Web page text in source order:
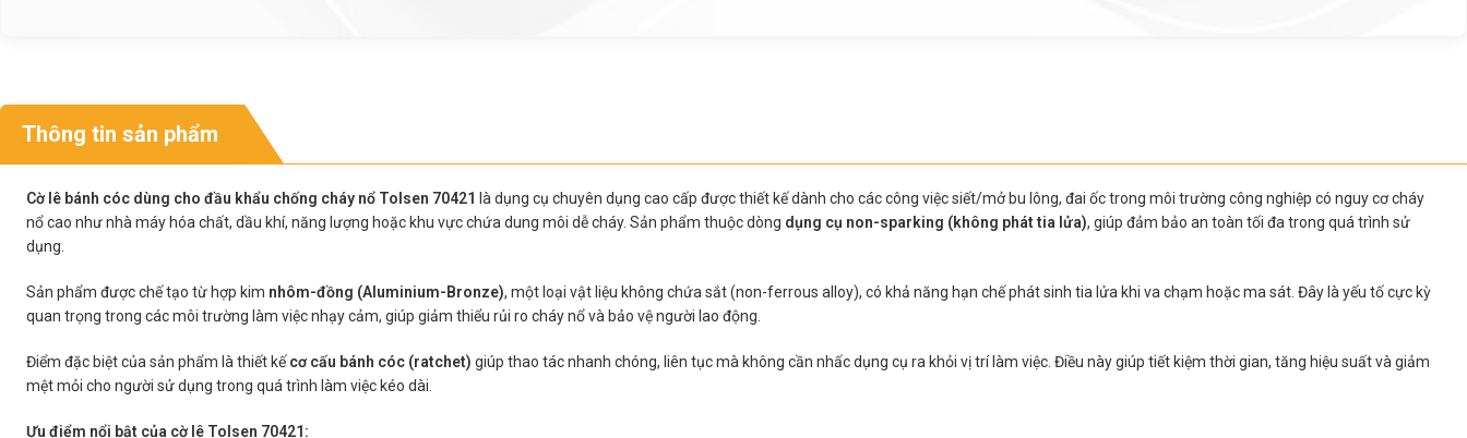
Thông tin sản phẩm
Cờ lê bánh cóc dùng cho đầu khẩu chống cháy nổ Tolsen 70421 là dụng cụ chuyên dụng cao cấp được thiết kế dành cho các công việc siết/mở bu lông, đai ốc trong môi trường công nghiệp có nguy cơ cháy
nổ cao như nhà máy hóa chất, dầu khí, năng lượng hoặc khu vực chứa dung môi dễ cháy. Sản phẩm thuộc dòng dụng cụ non-sparking (không phát tia lửa), giúp đảm bảo an toàn tối đa trong quá trình sử
dụng.
Sản phẩm được chế tạo từ hợp kim nhôm-đồng (Aluminium-Bronze), một loại vật liệu không chứa sắt (non-ferrous alloy), có khả năng hạn chế phát sinh tia lửa khi va chạm hoặc ma sát. Đây là yếu tố cực kỳ
quan trọng trong các môi trường làm việc nhạy cảm, giúp giảm thiểu rủi ro cháy nổ và bảo vệ người lao động.
Điểm đặc biệt của sản phẩm là thiết kếcơ cấu bánh cóc (ratchet) giúp thao tác nhanh chóng, liên tục mà không cần nhấc dụng cụ ra khỏi vị trí làm việc. Điều này giúp tiết kiệm thời gian, tăng hiệu suất và giảm
mệt mỏi cho người sử dụng trong quá trình làm việc kéo dài.
Ưu điểm nổi bật của cờ lê Tolsen 70421: